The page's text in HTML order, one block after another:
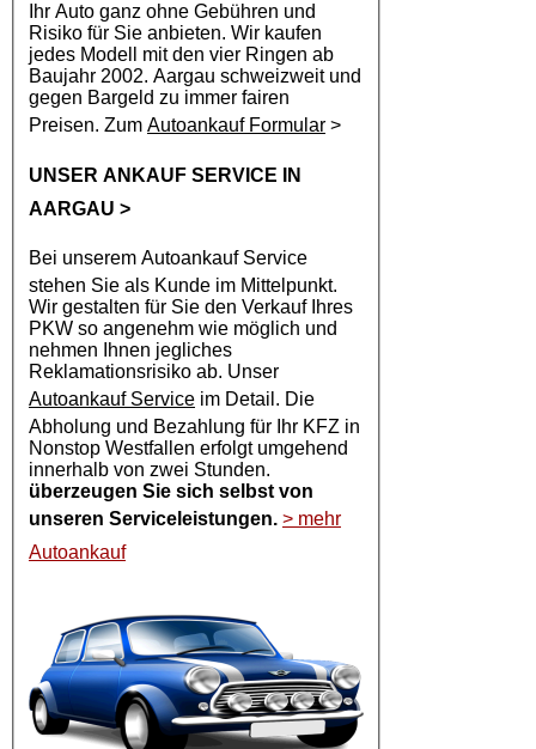
Ihr Auto ganz ohne Gebühren und
Risiko für Sie anbieten. Wir kaufen
jedes Modell mit den vier Ringen ab
Baujahr 2002. Aargau schweizweit und
gegen Bargeld zu immer fairen
Preisen. Zum Autoankauf Formular >
UNSER ANKAUF SERVICE IN
AARGAU >
Bei unserem AutoankaufService
stehen Sie als Kunde im Mittelpunkt.
Wir gestalten für Sie den Verkauf Ihres
PKW so angenehm wie möglich und
nehmen Ihnen jegliches
Reklamationsrisiko ab. Unser
Autoankauf Service im Detail. Die
Abholung und Bezahlung für Ihr KFZ in
Nonstop Westfallen erfolgt umgehend
innerhalb von zwei Stunden.
überzeugen Sie sich selbst von
unseren Serviceleistungen. > mehr
Autoankauf